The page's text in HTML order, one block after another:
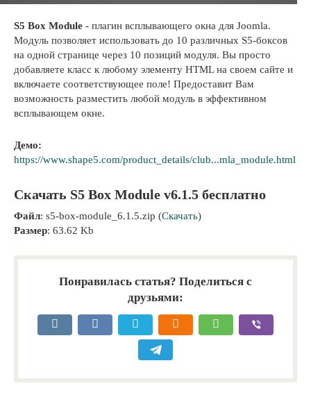
S5 Box Module - плагин всплывающего окна для Joomla.
Модуль позволяет использовать до 10 различных S5-боксов
на одной странице через 10 позиций модуля. Вы просто
добавляете класс к любому элементу HTML на своем сайте и
включаете соответствующее поле! Предоставит Вам
возможность разместить любой модуль в эффективном
всплывающем окне.
Демо:
https://www.shape5.com/product_details/club...mla_module.html
Скачать S5 Box Module v6.1.5 бесплатно
Файл: s5-box-module_6.1.5.zip (Скачать)
Размер: 63.62 Kb
Понравилась статья? Поделиться с
друзьями: